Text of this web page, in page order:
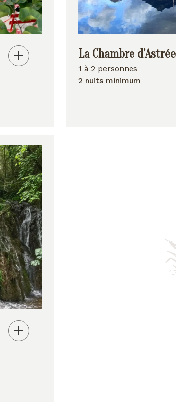
La Chambre d’Astrée
1 à 2 personnes
2 nuits minimum